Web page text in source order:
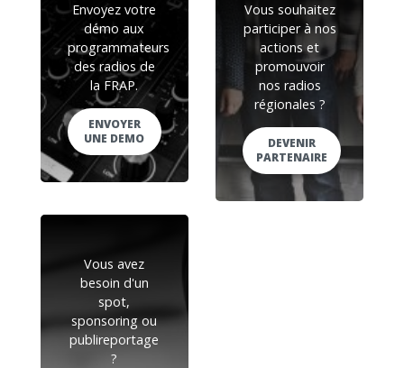
Envoyez votre
démo aux
programmateurs
des radios de
la FRAP.
ENVOYER
UNE DEMO
Vous souhaitez
participer à nos
actions et
promouvoir
nos radios
régionales ?
DEVENIR
PARTENAIRE
Vous avez
besoin d'un
spot,
sponsoring ou
publireportage
?